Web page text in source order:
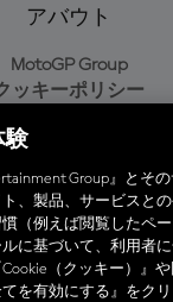
アバウト
MotoGP Group
ッキーポリシー
イバシーポリシー
購入ポリシー
フィシャルアプリ
験
Group』とそ
、製品、サービスと
（例えば閲覧したペ
に基づいて、利用者
（クッキー）』
を有効にする』をクリ